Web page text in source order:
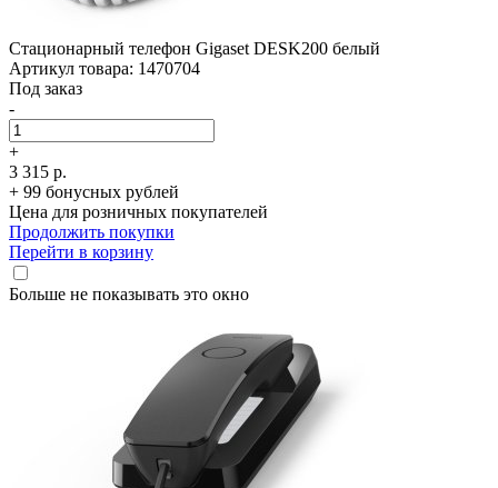
Стационарный телефон Gigaset DESK200 белый
Артикул товара: 1470704
Под заказ
-
+
3 315 р.
+ 99 бонусных рублей
Цена для розничных покупателей
Продолжить покупки
Перейти в корзину
Больше не показывать это окно